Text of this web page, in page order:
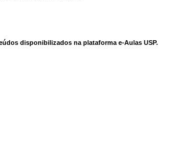
disponibilizados na plataforma e-Aulas USP.